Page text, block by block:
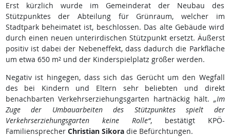
Erst kürzlich wurde im Gemeinderat der Neubau des
Stützpunktes der Abteilung für Grünraum, welcher im
Stadtpark beheimatet ist, beschlossen. Das alte Gebäude wird
durch einen neuen unterirdischen Stützpunkt ersetzt. Äußerst
positiv ist dabei der Nebeneffekt, dass dadurch die Parkfläche
um etwa 650 m² und der Kinderspielplatz größer werden.
Negativ ist hingegen, dass sich das Gerücht um den Wegfall
des bei Kindern und Eltern sehr beliebten und direkt
benachbarten Verkehrserziehungsgarten hartnäckig hält. „Im
Zuge der Umbauarbeiten des Stützpunktes spielt der
Verkehrserziehungsgarten keine Rolle“, bestätigt KPÖ-
Familiensprecher Christian Sikoradie Befürchtungen.